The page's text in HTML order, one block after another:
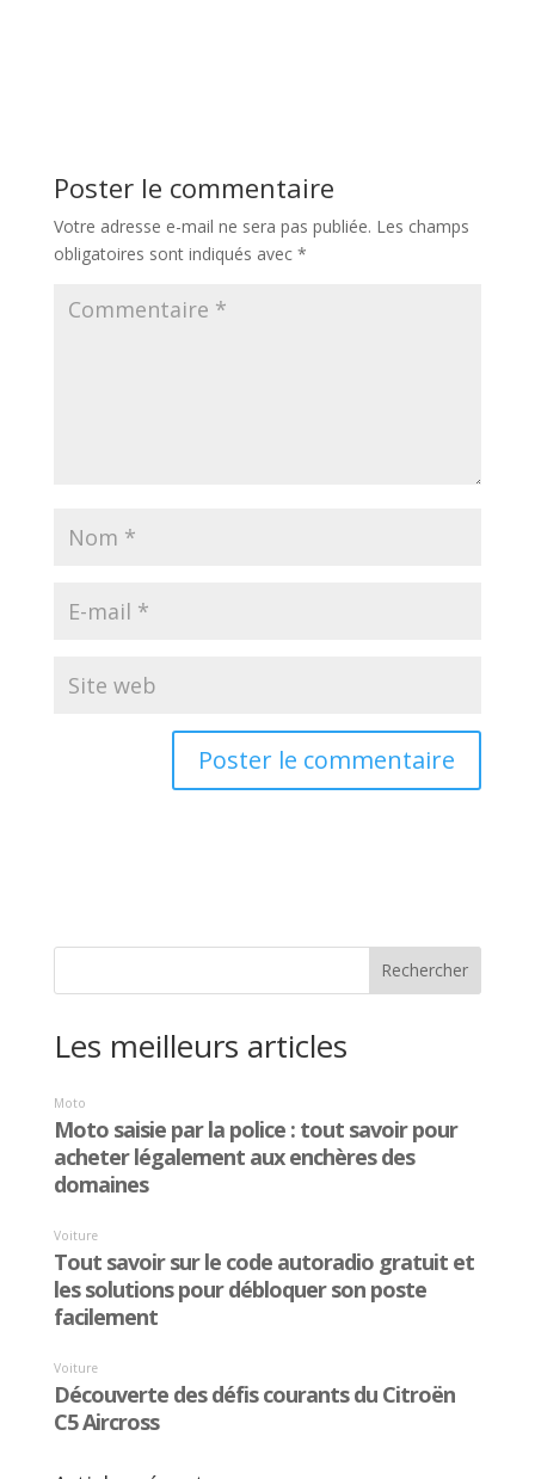
Poster le commentaire
Votre adresse e-mail ne sera pas publiée. Les champs
obligatoires sont indiqués avec *
Les meilleurs articles